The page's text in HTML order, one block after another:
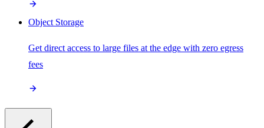
Object Storage
Get direct access to large files at the edge with zero egress
fees